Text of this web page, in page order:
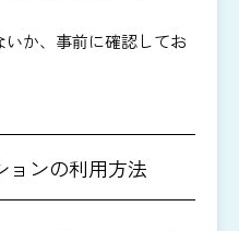
か、事前に確認してお
ョンの利用方法